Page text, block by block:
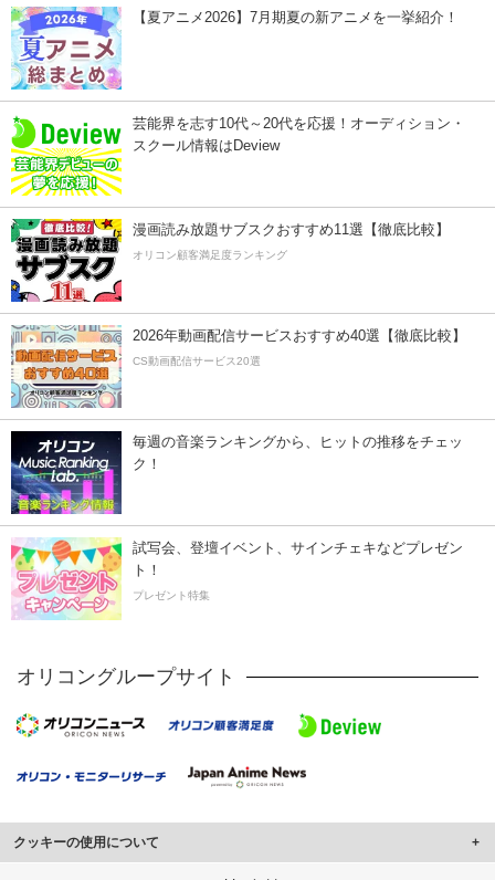
【夏アニメ2026】7月期夏の新アニメを一挙紹介！
芸能界を志す10代～20代を応援！オーディション・
スクール情報はDeview
漫画読み放題サブスクおすすめ11選【徹底比較】
オリコン顧客満足度ランキング
2026年動画配信サービスおすすめ40選【徹底比較】
CS動画配信サービス20選
毎週の音楽ランキングから、ヒットの推移をチェッ
ク！
試写会、登壇イベント、サインチェキなどプレゼン
ト！
プレゼント特集
オリコングループサイト
クッキーの使用について